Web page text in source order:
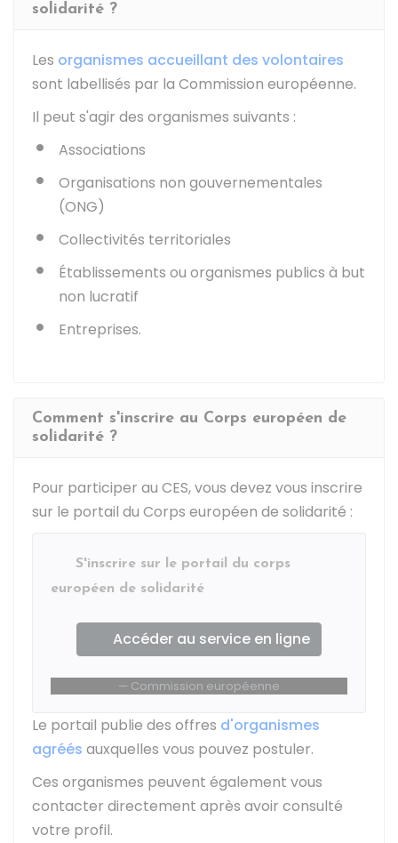
solidarité ?
Les organismes accueillant des volontaires
sont labellisés par la Commission européenne.
Il peut s'agir des organismes suivants :
Associations
Organisations non gouvernementales
(ONG)
Collectivités territoriales
Établissements ou organismes publics à but
non lucratif
Entreprises.
Comment s'inscrire au Corps européen de
solidarité ?
Pour participer au CES, vous devez vous inscrire
sur le portail du Corps européen de solidarité :
S'inscrire sur le portail du corps
européen de solidarité
Accéder au service en ligne
Commission européenne
Le portail publie des offres d'organismes
agréés auxquelles vous pouvez postuler.
Ces organismes peuvent également vous
contacter directement après avoir consulté
votre profil.